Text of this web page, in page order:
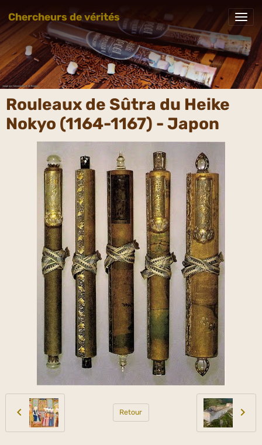
Chercheurs de vérités
Rouleaux de Sûtra du Heike
Nokyo (1164-1167) - Japon
Retour